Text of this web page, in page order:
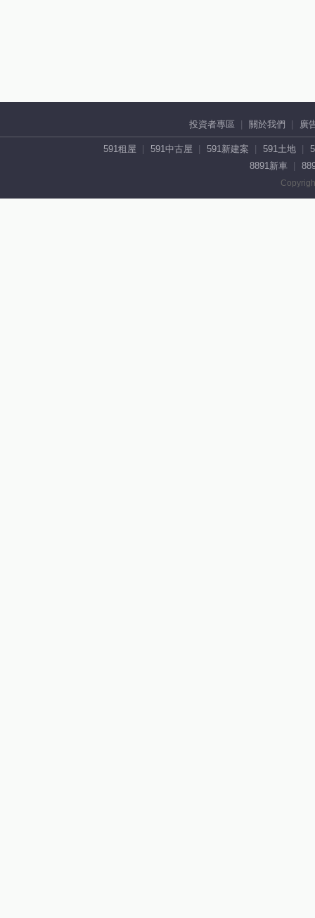
投資者專區 關於我們 廣
591租屋 591中古屋 591新建案 591土地
8891新車